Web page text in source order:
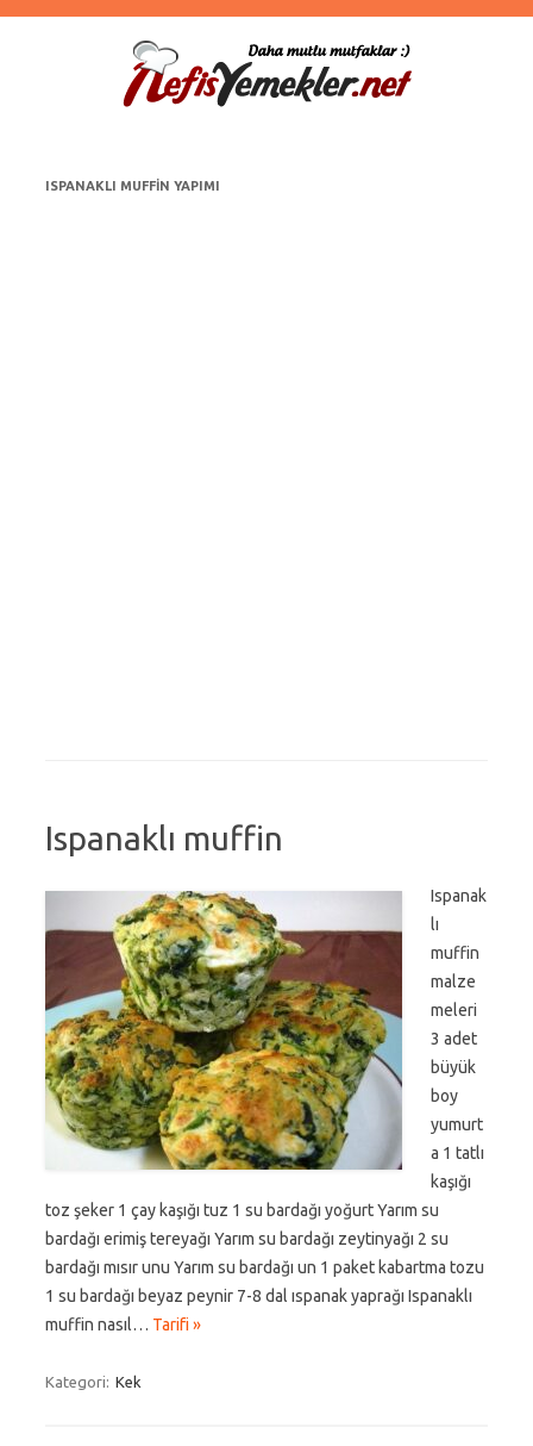
ISPANAKLI MUFFIN YAPIMI
Ispanaklı muffin
Ispanak
lı
muffin
malze
meleri
3 adet
büyük
boy
yumurt
a 1 tatlı
kaşığı
toz şeker 1 çay kaşığı tuz 1 su bardağı yoğurt Yarım su
bardağı erimiş tereyağı Yarım su bardağı zeytinyağı 2 su
bardağı mısır unu Yarım su bardağı un 1 paket kabartma tozu
1 su bardağı beyaz peynir 7-8 dal ıspanak yaprağı Ispanaklı
muffin nasıl… Tarifi »
Kategori: Kek